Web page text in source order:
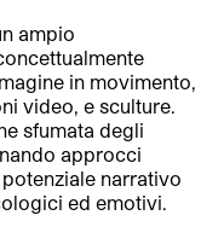
ampio
in movimento,
video, e sculture.
sfumata degli
approcci
narrativo
ed emotivi.